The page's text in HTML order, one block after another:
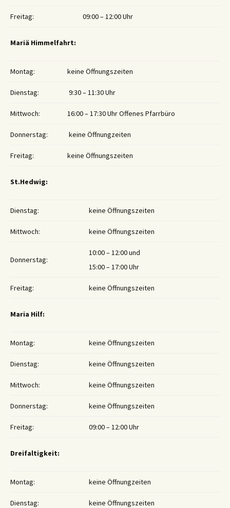
Freitag: 09:00 – 12:00 Uhr
Mariä Himmelfahrt:
Montag: keine Öffnungszeiten
Dienstag: 9:30 – 11:30 Uhr
Mittwoch: 16:00 – 17:30 Uhr Offenes Pfarrbüro
Donnerstag: keine Öffnungzeiten
Freitag: keine Öffnungszeiten
St.Hedwig:
Dienstag: keine Öffnungszeiten
Mittwoch: keine Öffnungszeiten
Donnerstag:
10:00 – 12:00 und
15:00 – 17:00 Uhr
Freitag: keine Öffnungszeiten
Maria Hilf:
Montag: keine Öffnungszeiten
Dienstag: keine Öffnungszeiten
Mittwoch: keine Öffnungszeiten
Donnerstag: keine Öffnungszeiten
Freitag: 09:00 – 12:00 Uhr
Dreifaltigkeit:
Montag: keine Öffnungzeiten
Dienstag: keine Öffnungszeiten